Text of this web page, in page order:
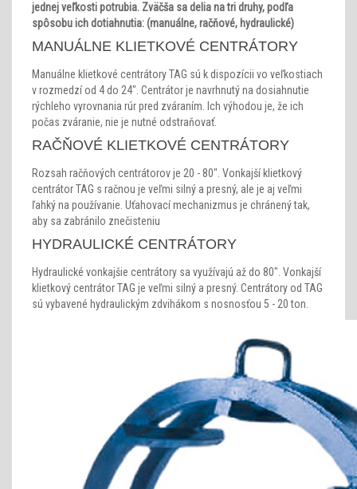
jednej veľkosti potrubia. Zväčša sa delia na tri druhy, podľa
spôsobu ich dotiahnutia: (manuálne, račňové, hydraulické)
MANUÁLNE KLIETKOVÉ CENTRÁTORY
Manuálne klietkové centrátory TAG sú k dispozícii vo veľkostiach
v rozmedzí od 4 do 24". Centrátor je navrhnutý na dosiahnutie
rýchleho vyrovnania rúr pred zváraním. Ich výhodou je, že ich
počas zváranie, nie je nutné odstraňovať.
RAČŇOVÉ KLIETKOVÉ CENTRÁTORY
Rozsah račňových centrátorov je 20 - 80". Vonkajší klietkový
centrátor TAG s račnou je veľmi silný a presný, ale je aj veľmi
ľahký na používanie. Uťahovací mechanizmus je chránený tak,
aby sa zabránilo znečisteniu
HYDRAULICKÉ CENTRÁTORY
Hydraulické vonkajšie centrátory sa využívajú až do 80". Vonkajší
klietkový centrátor TAG je veľmi silný a presný. Centrátory od TAG
sú vybavené hydraulickým zdvihákom s nosnosťou 5 - 20 ton.